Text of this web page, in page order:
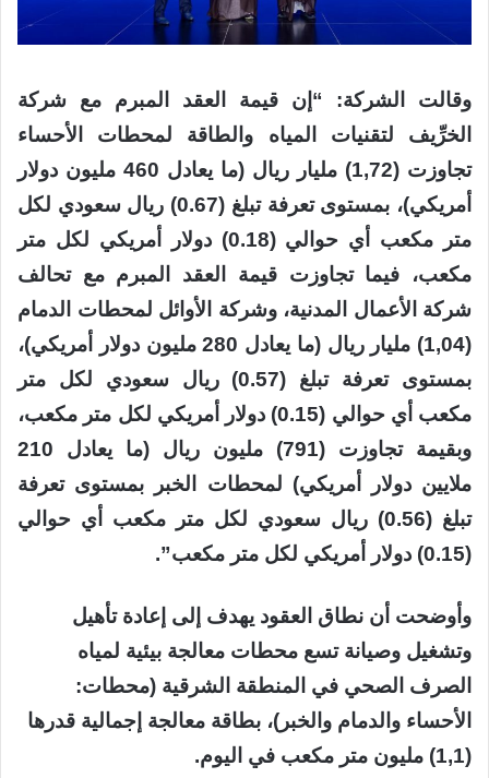
وقالت الشركة: “إن قيمة العقد المبرم مع شركة
الخرِّيف لتقنيات المياه والطاقة لمحطات الأحساء
تجاوزت (1,72) مليار ريال (ما يعادل 460 مليون دولار
أمريكي)، بمستوى تعرفة تبلغ (0.67) ريال سعودي لكل
متر مكعب أي حوالي (0.18) دولار أمريكي لكل متر
مكعب، فيما تجاوزت قيمة العقد المبرم مع تحالف
شركة الأعمال المدنية، وشركة الأوائل لمحطات الدمام
(1,04) مليار ريال (ما يعادل 280 مليون دولار أمريكي)،
بمستوى تعرفة تبلغ (0.57) ريال سعودي لكل متر
مكعب أي حوالي (0.15) دولار أمريكي لكل متر مكعب،
وبقيمة تجاوزت (791) مليون ريال (ما يعادل 210
ملايين دولار أمريكي) لمحطات الخبر بمستوى تعرفة
تبلغ (0.56) ريال سعودي لكل متر مكعب أي حوالي
(0.15) دولار أمريكي لكل متر مكعب”.
وأوضحت أن نطاق العقود يهدف إلى إعادة تأهيل
وتشغيل وصيانة تسع محطات معالجة بيئية لمياه
الصرف الصحي في المنطقة الشرقية (محطات:
الأحساء والدمام والخبر)، بطاقة معالجة إجمالية قدرها
(1,1) مليون متر مكعب في اليوم.